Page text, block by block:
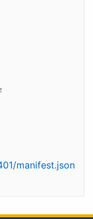
manifest.json